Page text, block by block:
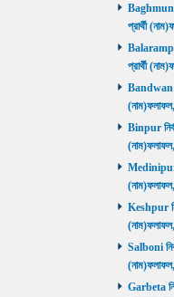
প্রার্থী
প্রার্থী
Bandwan
Binpur
Medinipur
Keshpur
Salboni
Garbeta